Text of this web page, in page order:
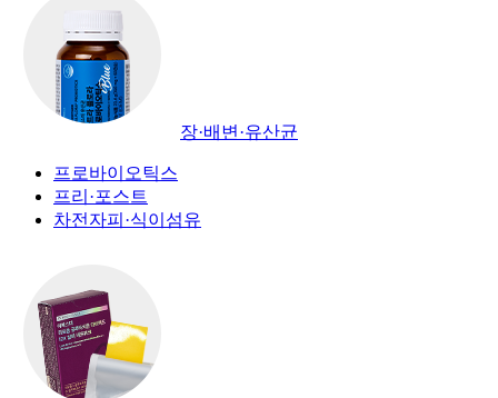
장·배변·유산균
프로바이오틱스
프리·포스트
차전자피·식이섬유